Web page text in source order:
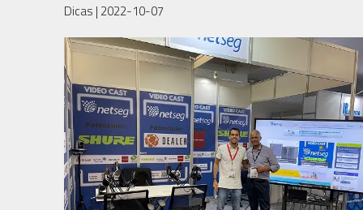
Dicas | 2022-10-07